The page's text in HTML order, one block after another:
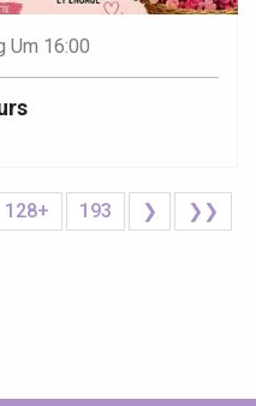
Um 16:00
128+ 193 ❯ ❯❯